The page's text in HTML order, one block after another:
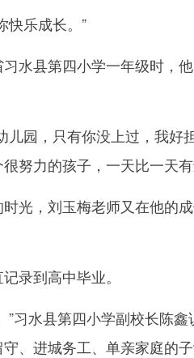
乐成长。”
县第四小学一年级时，
园，只有你没上过，我好
努力的孩子，一天比一天
，刘玉梅老师又在他的
到高中毕业。
水县第四小学副校长陈鑫
、进城务工、单亲家庭的子